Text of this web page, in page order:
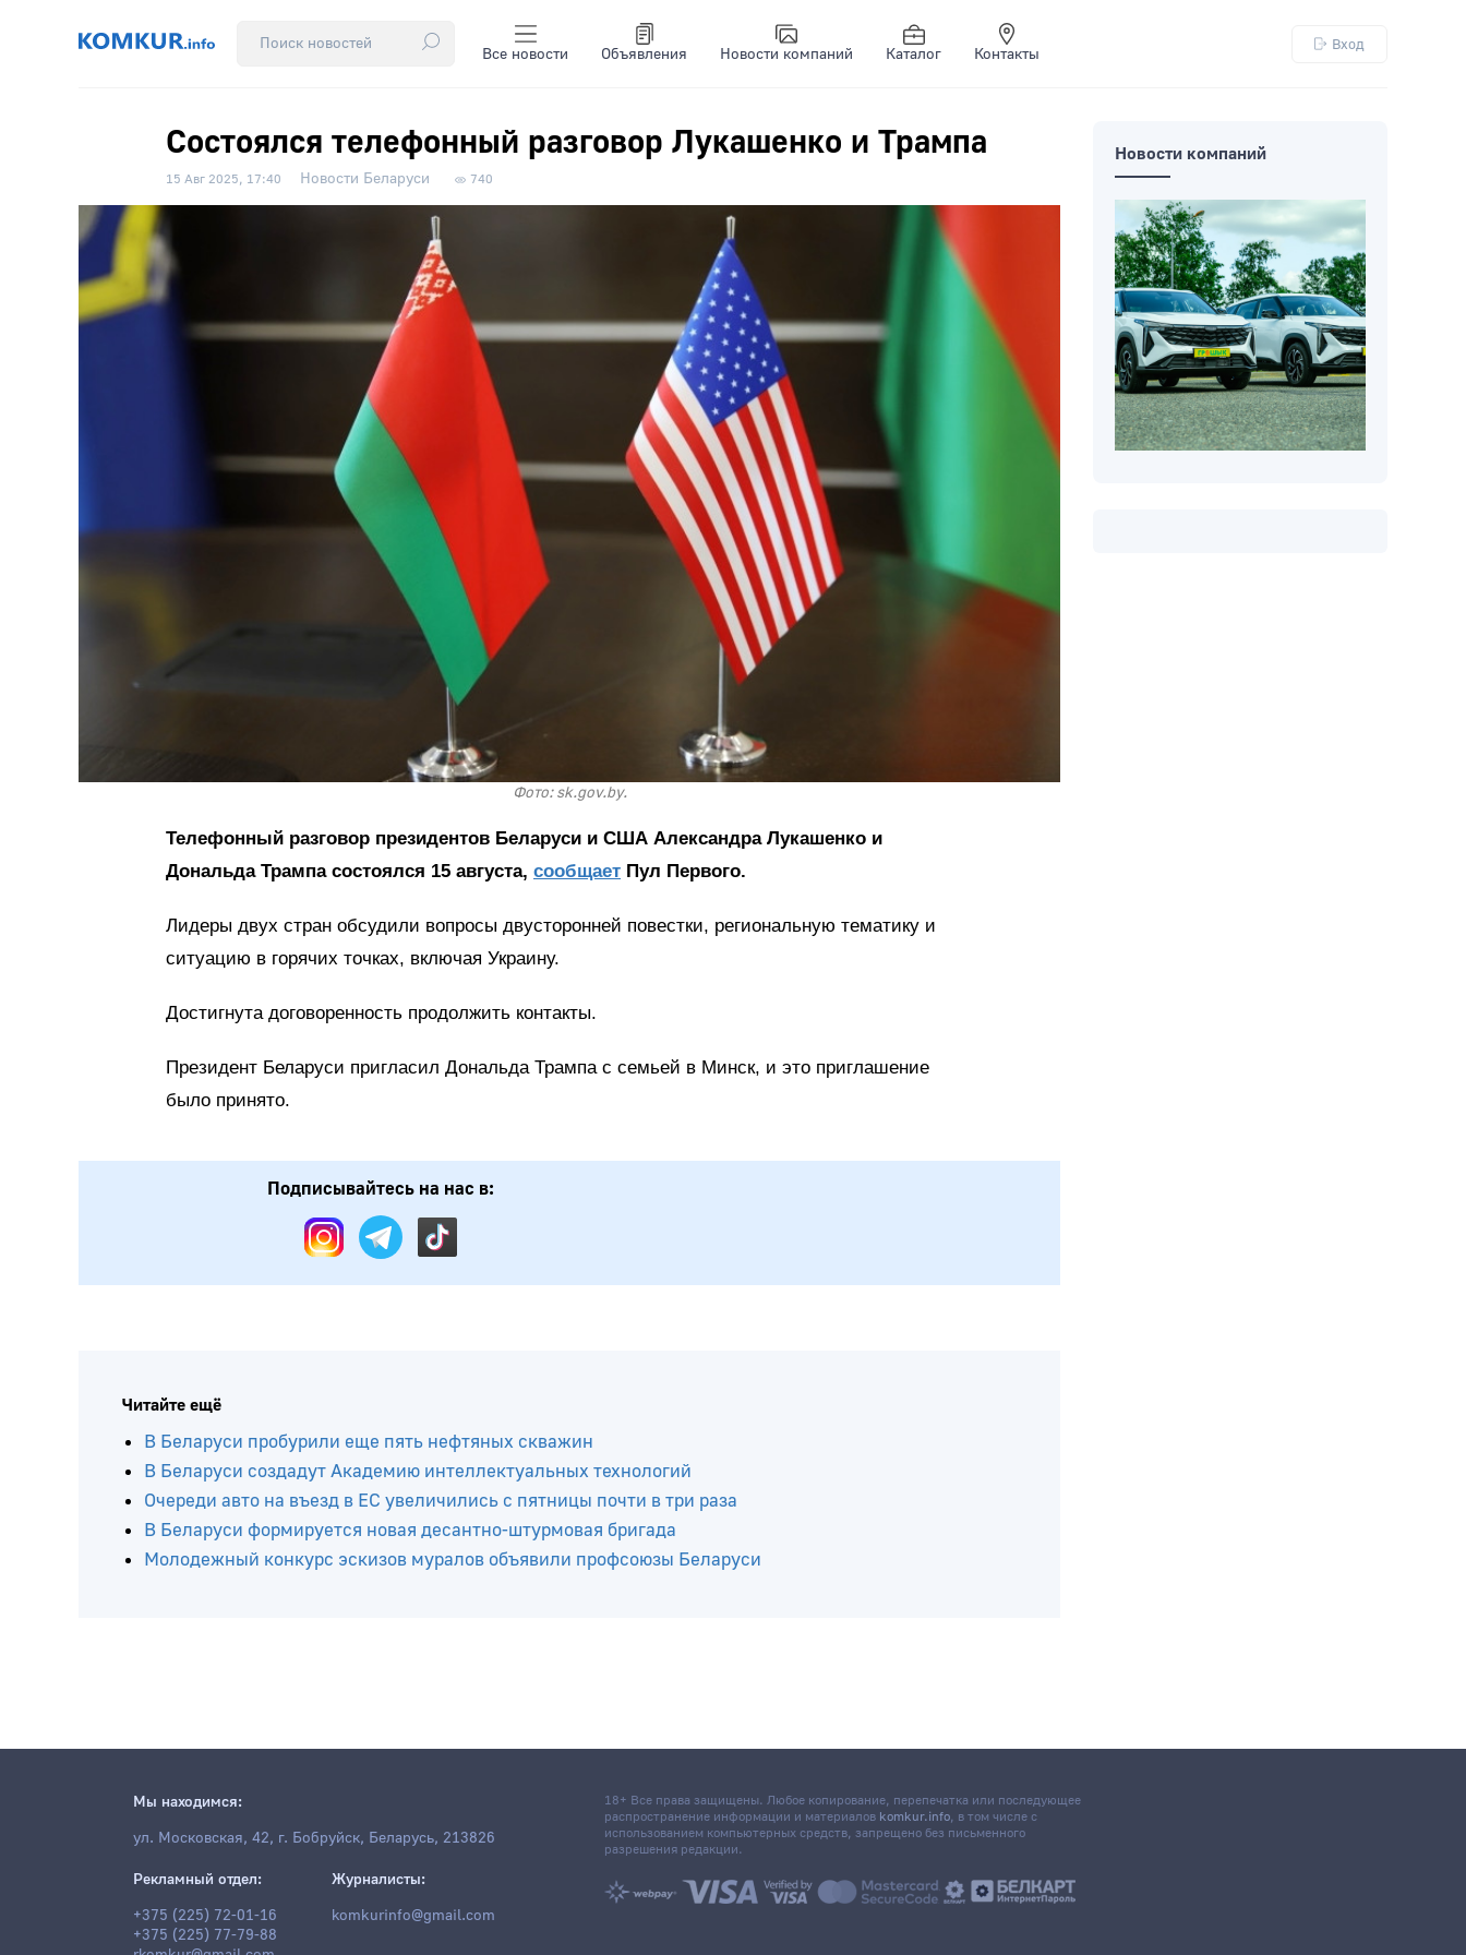
Все новости Объявления Новости компаний Каталог Контакты
Вход
Состоялся телефонный разговор Лукашенко и Трампа
15 Авг 2025, 17:40 Новости Беларуси 740
Фото: sk.gov.by.
Телефонный разговор президентов Беларуси и США Александра Лукашенко и
Дональда Трампа состоялся 15 августа, сообщает Пул Первого.
Лидеры двух стран обсудили вопросы двусторонней повестки, региональную тематику и
ситуацию в горячих точках, включая Украину.
Достигнута договоренность продолжить контакты.
Президент Беларуси пригласил Дональда Трампа с семьей в Минск, и это приглашение
было принято.
Подписывайтесь на нас в:
Читайте ещё
В Беларуси пробурили еще пять нефтяных скважин
В Беларуси создадут Академию интеллектуальных технологий
Новости компаний
Мы находимся:
ул. Московская, 42, г. Бобруйск, Беларусь, 213826
18+ Все права защищены. Любое копирование, перепечатка или последующее
распространение информации и материаловkomkur.info, в том числе с